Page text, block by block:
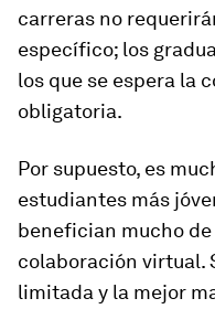
carreras no
específico; los
los que se espera la
obligatoria.
Por supuesto, es
estudiantes más
benefician mucho
colaboración virtual.
limitada y la mejor